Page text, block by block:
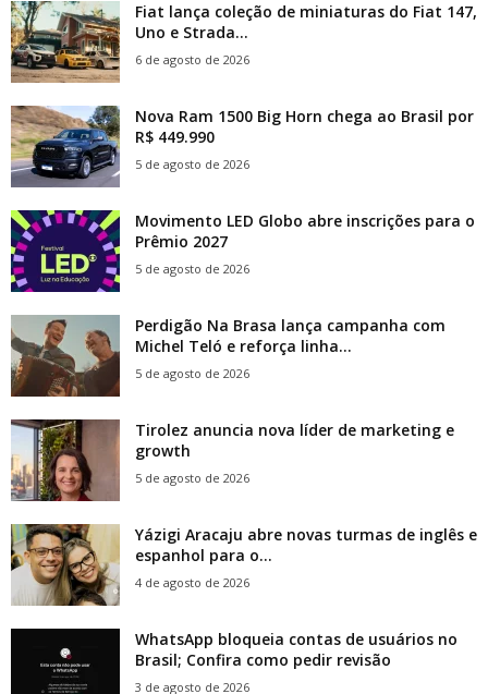
Fiat lança coleção de miniaturas do Fiat 147,
Uno e Strada...
6 de agosto de 2026
Nova Ram 1500 Big Horn chega ao Brasil por
R$ 449.990
5 de agosto de 2026
Movimento LED Globo abre inscrições para o
Prêmio 2027
5 de agosto de 2026
Perdigão Na Brasa lança campanha com
Michel Teló e reforça linha...
5 de agosto de 2026
Tirolez anuncia nova líder de marketing e
growth
5 de agosto de 2026
Yázigi Aracaju abre novas turmas de inglês e
espanhol para o...
4 de agosto de 2026
WhatsApp bloqueia contas de usuários no
Brasil; Confira como pedir revisão
3 de agosto de 2026